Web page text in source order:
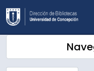
Skip to main content